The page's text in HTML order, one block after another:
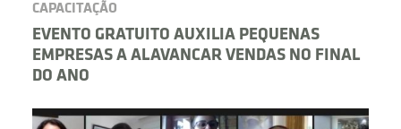
CAPACITAÇÃO
EVENTO GRATUITO AUXILIA PEQUENAS
EMPRESAS A ALAVANCAR VENDAS NO FINAL
DO ANO